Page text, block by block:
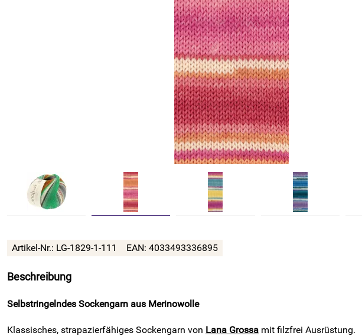
Artikel-Nr.: LG-1829-1-111 EAN: 4033493336895
Beschreibung
Selbstringelndes Sockengarn aus Merinowolle
Klassisches, strapazierfähiges Sockengarn von Lana Grossa mit filzfrei Ausrüstung.